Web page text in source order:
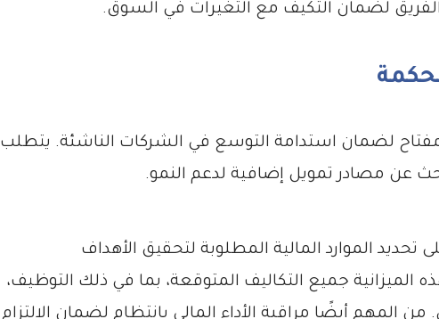
الفريق لضمان التكيف مع التغيرات في السوق.
بحكمة
مفتاح لضمان استدامة التوسع في الشركات الناشئة. يتطلب
عن مصادر تمويل إضافية لدعم النمو.
الموارد المالية المطلوبة لتحقيق الأهداف
الميزانية جميع التكاليف المتوقعة، بما في ذلك التوظيف،
من المهم أيضًا مراقبة الأداء المالي بانتظام لضمان الالتزام